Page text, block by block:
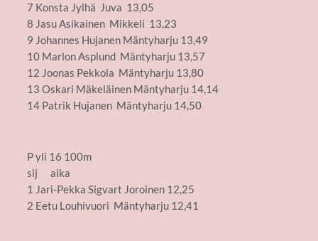
7 Konsta Jylhä Juva 13,05
8 Jasu Asikainen Mikkeli 13,23
9 Johannes Hujanen Mäntyharju 13,49
10 Marlon Asplund Mäntyharju 13,57
12 Joonas Pekkola Mäntyharju 13,80
13 Oskari Mäkeläinen Mäntyharju 14,14
14 Patrik Hujanen Mäntyharju 14,50
P yli 16 100m
sij aika
1 Jari-Pekka Sigvart Joroinen 12,25
2 Eetu Louhivuori Mäntyharju 12,41